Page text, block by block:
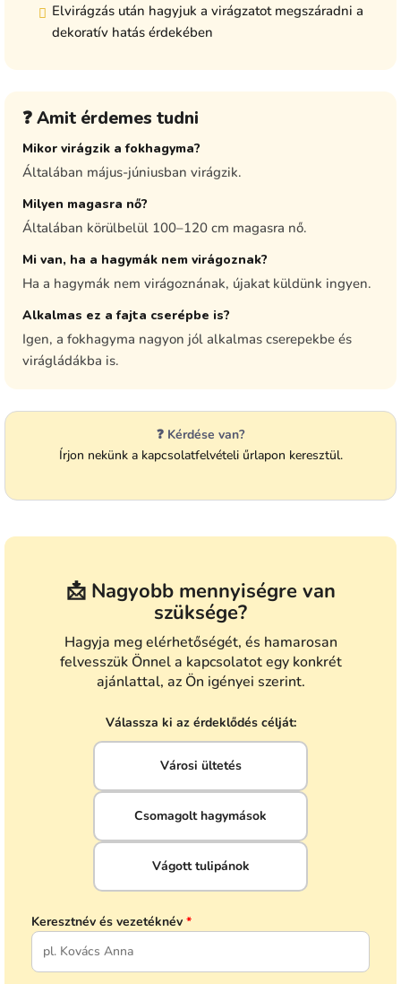
Elvirágzás után hagyjuk a virágzatot megszáradni a
dekoratív hatás érdekében
❓ Amit érdemes tudni
Mikor virágzik a fokhagyma?
Általában május-júniusban virágzik.
Milyen magasra nő?
Általában körülbelül 100–120 cm magasra nő.
Mi van, ha a hagymák nem virágoznak?
Ha a hagymák nem virágoznának, újakat küldünk ingyen.
Alkalmas ez a fajta cserépbe is?
Igen, a fokhagyma nagyon jól alkalmas cserepekbe és
virágládákba is.
❓ Kérdése van?
Írjon nekünk a kapcsolatfelvételi űrlapon keresztül.
📩 Nagyobb mennyiségre van
szüksége?
Hagyja meg elérhetőségét, és hamarosan
felvesszük Önnel a kapcsolatot egy konkrét
ajánlattal, az Ön igényei szerint.
Válassza ki az érdeklődés célját:
Városi ültetés
Csomagolt hagymások
Vágott tulipánok
Keresztnév és vezetéknév *